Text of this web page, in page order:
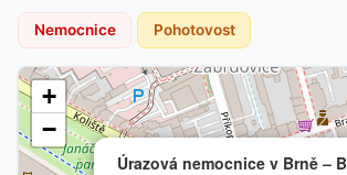
Nemocnice Pohotovost
Úrazová nemocnice v Brně –
+
−